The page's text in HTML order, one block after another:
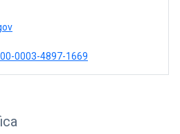
0003-4897-1669